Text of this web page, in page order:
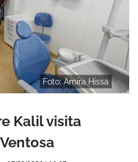
Foto: Amira Hissa
Kalil visita